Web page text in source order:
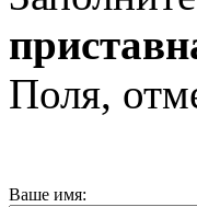
Поля,
Ваше имя: